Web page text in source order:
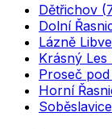
Dětřichov (
Dolní
Lázně
Krásný Les
Proseč
Horní
Soběslavice